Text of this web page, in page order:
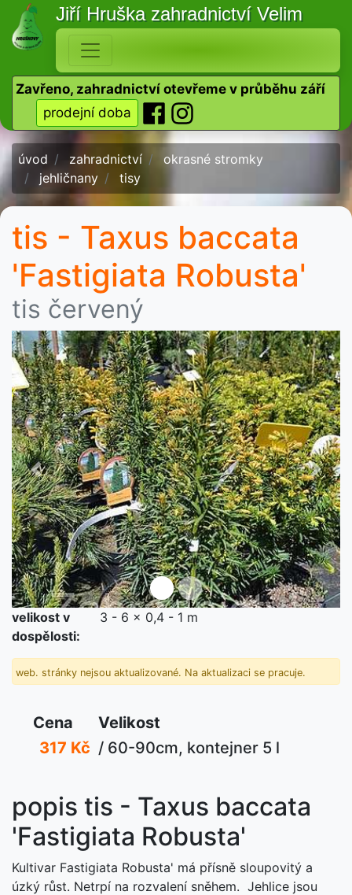
Jiří Hruška zahradnictví Velim
Zavřeno, zahradnictví otevřeme v průběhu září
prodejní doba
úvod zahradnictví
okrasné stromky
jehličnany
tisy
tis - Taxus baccata
'Fastigiata Robusta'
tis červený
Předchozí Další
velikost v
dospělosti:
3 - 6 x 0,4 - 1 m
web. stránky nejsou aktualizované. Na aktualizaci se pracuje.
Cena
Velikost
317 Kč / 60-90cm, kontejner 5 l
popis tis - Taxus baccata
'Fastigiata Robusta'
Kultivar Fastigiata Robusta' má přísně sloupovitý a
úzký růst. Netrpí na rozvalení sněhem. Jehlice jsou